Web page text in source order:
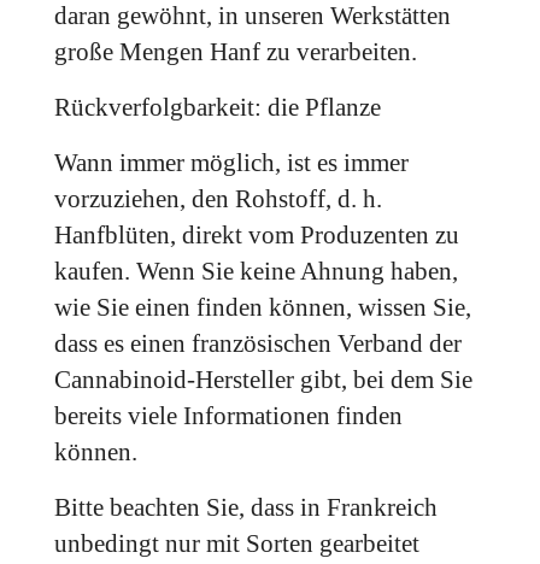
daran gewöhnt, in unseren Werkstätten
große Mengen Hanf zu verarbeiten.
Rückverfolgbarkeit: die Pflanze
Wann immer möglich, ist es immer
vorzuziehen, den Rohstoff, d. h.
Hanfblüten, direkt vom Produzenten zu
kaufen. Wenn Sie keine Ahnung haben,
wie Sie einen finden können, wissen Sie,
dass es einen französischen Verband der
Cannabinoid-Hersteller gibt, bei dem Sie
bereits viele Informationen finden
können.
Bitte beachten Sie, dass in Frankreich
unbedingt nur mit Sorten gearbeitet